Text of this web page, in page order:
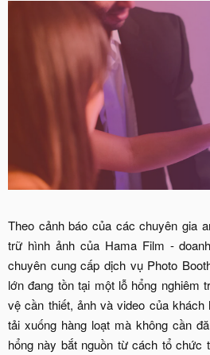
Theo cảnh báo của các chuyên gia
trữ hình ảnh của Hama Film -
chuyên cung cấp dịch vụ Photo
lớn đang tồn tại một lỗ hổng nghiêm
vệ cần thiết, ảnh và video của
tải xuống hàng loạt mà không cần
hổng này bắt nguồn từ cách tổ chức